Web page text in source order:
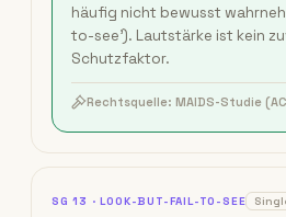
häufig nicht bewusst
to-see'). Lautstärke ist kein
Schutzfaktor.
Rechtsquelle: MAIDS-Studie
SG13 ·LOOK-BUT-FAIL-TO-SEE